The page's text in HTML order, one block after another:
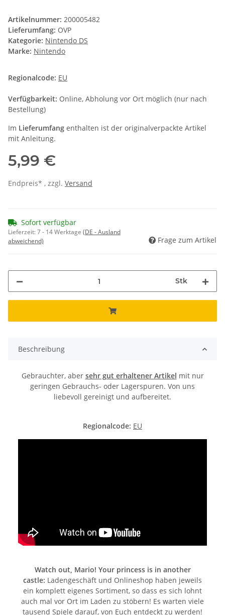
Artikelnummer: 200005482
Lieferumfang: OVP
Kategorie: Nintendo DS
Marke: Nintendo
Regionalcode: EU
Verfügbarkeit: Online, Abholung vor Ort möglich (nur nach
Bestellung)
Im Lieferumfang enthalten ist der originalverpackte Artikel
mit Anleitung.
5,99 €
Endpreis* , zzgl. Versand
Sofort verfügbar
Lieferzeit:7 - 14 Werktage (DE - Ausland
abweichend)
Frage zum Artikel
Stk
Beschreibung
Gebrauchter, aber sehr gut erhaltener Artikel mit nur
geringen Gebrauchs- oder Lagerspuren. Von uns
liebevoll gereinigt und aufbereitet.
Regionalcode: EU
Watch out, Mario! Your princess is in another
castle: Ladengeschäft und Onlineshop haben jeweils
ein komplett eigenes Sortiment, so dass es sich lohnt
auch mal vor Ort im Laden zu stöbern! Es warten viele
tausend Spiele darauf, von Euch entdeckt zu werden!